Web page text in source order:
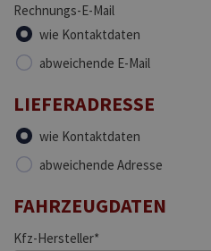
Rechnungs-E-Mail
wie Kontaktdaten
abweichende E-Mail
LIEFERADRESSE
wie Kontaktdaten
abweichende Adresse
FAHRZEUGDATEN
Kfz-Hersteller*